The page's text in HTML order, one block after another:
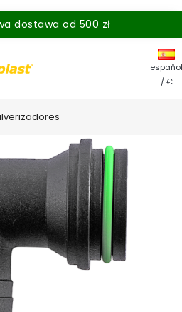
dostawa od 500 zł
español
/ €